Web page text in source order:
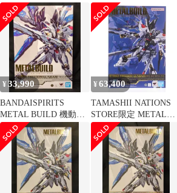
ムSEED DESTINY スト
ライクフリーダムガン
ダム
ーダムガンダム
¥33,990
BANDAISPIRITS
METAL BUILD 機動戦
士ガンダムSEED
DESTINY ストライクフ
リーダムガンダム <リ
バイバル版>
¥ 63,400
TAMASHII NATIONS
STORE限定 METAL
BUILD ストライクフリ
ーダムガンダム
[METAL BUILD
FESTIVAL 2024] 機動戦
士ガンダムSEED
DESTINY(シード デス